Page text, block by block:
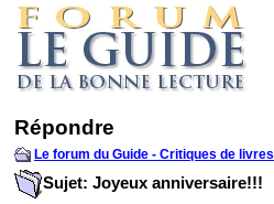
Répondre
Le forum du Guide - Critiques de livres
Sujet: Joyeux anniversaire!!!